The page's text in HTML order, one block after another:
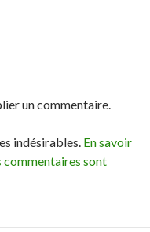
un commentaire.
indésirables. En savoir
commentaires sont